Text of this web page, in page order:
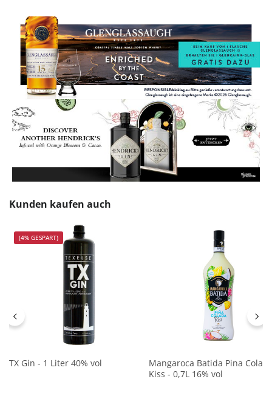
Produktgalerie überspringen
Kunden kaufen auch
(4% GESPART)
TX Gin - 1 Liter 40% vol
Mangaroca Batida Pina
Kiss - 0,7L 16% vol